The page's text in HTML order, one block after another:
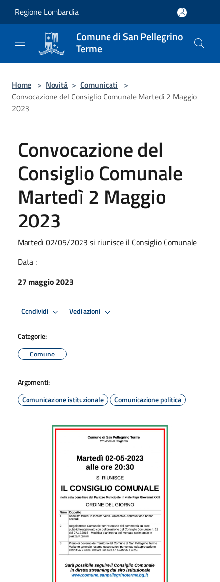
Regione Lombardia
Comune di San Pellegrino
Terme
Home > Novità > Comunicati >
Convocazione del Consiglio Comunale Martedì 2 Maggio
2023
Convocazione del
Consiglio Comunale
Martedì 2 Maggio
2023
Martedì 02/05/2023 si riunisce il Consiglio Comunale
Data :
27 maggio 2023
Condividi Vedi azioni
Categorie:
Comune
Argomenti:
Comunicazione istituzionale
Comunicazione politica